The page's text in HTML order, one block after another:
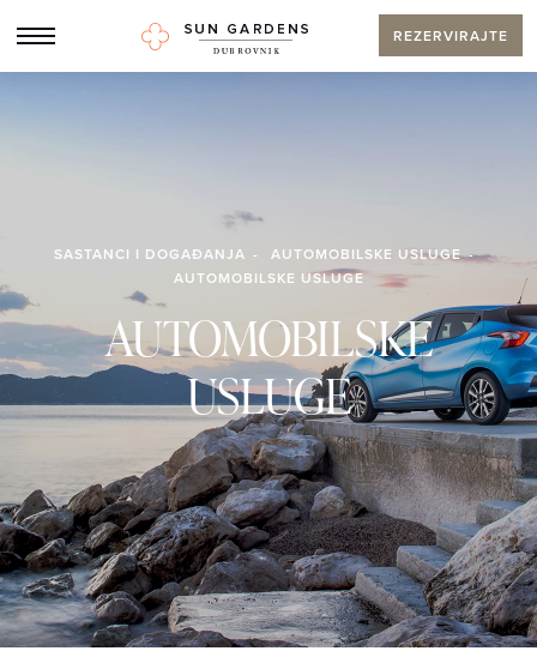
REZERVIRAJTE
SASTANCI I DOGAĐANJA
AUTOMOBILSKE USLUGE
AUTOMOBILSKE USLUGE
AUTOMOBILSKE
USLUGE